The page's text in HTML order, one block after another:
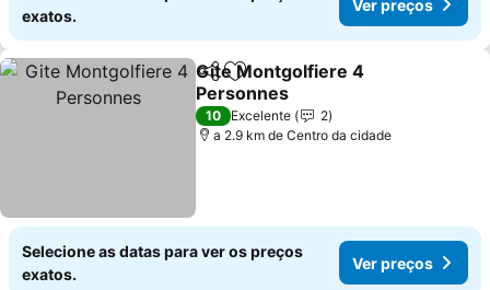
exatos.
Ver preços
PartilharAdicionar aos favoritos
Gite Montgolfiere 4
Personnes
10 Excelente
2
a 2.9 km de Centro da cidade
Selecione as datas para ver os preços
exatos.
Ver preços